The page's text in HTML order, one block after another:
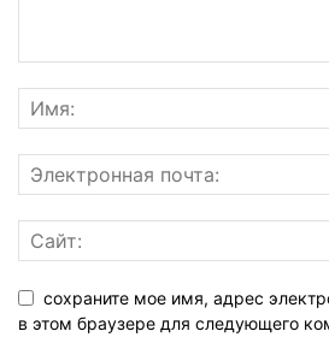
сохраните мое имя, адрес
в этом браузере для следующего